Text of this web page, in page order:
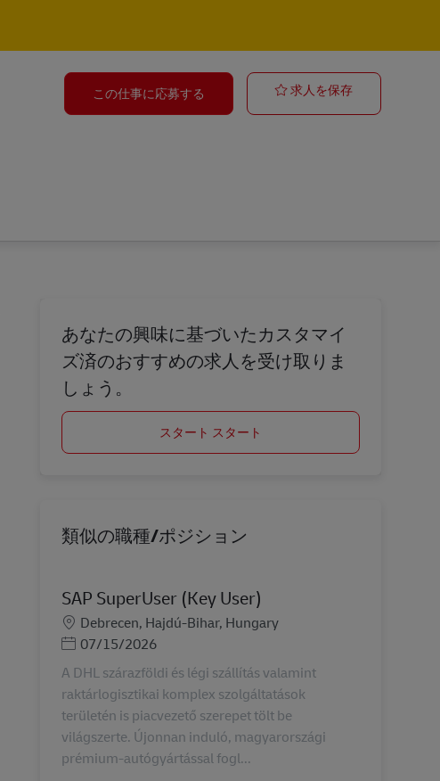
この仕事に応募する 求人を保存
あなたの興味に基づいたカスタマイ
ズ済のおすすめの求人を受け取りま
しょう。
スタート スタート
類似の職種/ポジション
SAP SuperUser (Key User)
勤務地
Debrecen, Hajdú-Bihar, Hungary
Posted Date
07/15/2026
A DHL szárazföldi és légi szállítás valamint
raktárlogisztikai komplex szolgáltatások
területén is piacvezető szerepet tölt be
világszerte. Újonnan induló, magyarországi
prémium-autógyártással fogl...